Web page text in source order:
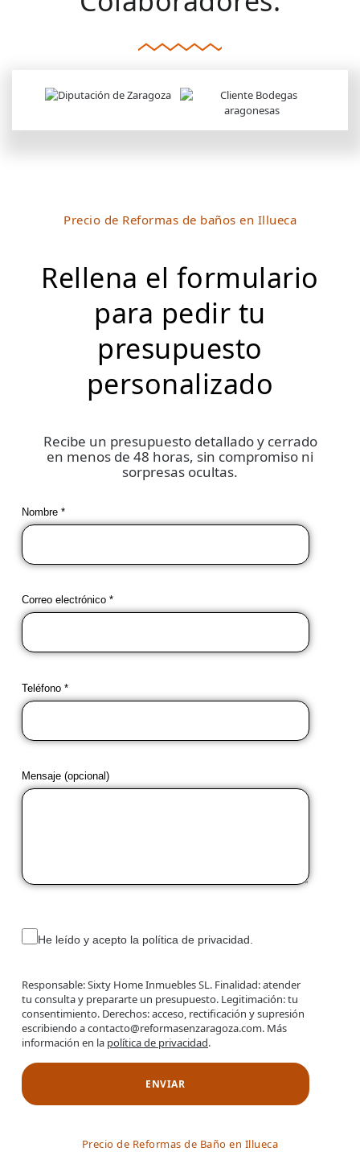
Precio de Reformas de baños en Illueca
Rellena el formulario
para pedir tu
presupuesto
personalizado
Recibe un presupuesto detallado y cerrado
en menos de 48 horas, sin compromiso ni
sorpresas ocultas.
Nombre *
Correo electrónico *
Teléfono *
Mensaje (opcional)
He leído y acepto la política de privacidad.
Responsable: Sixty Home Inmuebles SL. Finalidad: atender
tu consulta y prepararte un presupuesto. Legitimación: tu
consentimiento. Derechos: acceso, rectificación y supresión
escribiendo a contacto@reformasenzaragoza.com. Más
información en la política de privacidad.
Precio de Reformas de Baño en Illueca